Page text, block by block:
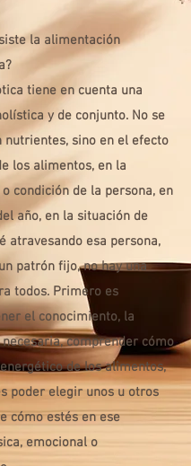
la alimentación
tiene en cuenta una
y de conjunto. No se
nutrientes, sino en el efecto
los alimentos, en la
condición de la persona, en
año, en la situación de
atravesando esa persona,
patrón fijo, no hay una
todos. Primero es
el conocimiento, la
comprender cómo
de los alimentos,
poder elegir unos u otros
cómo estés en ese
emocional o